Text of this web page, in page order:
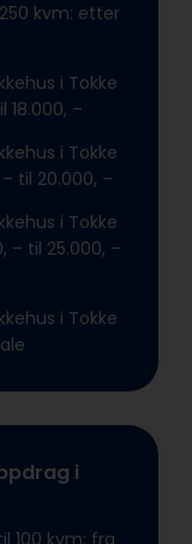
kvm: etter
i Tokke
18.000, –
i Tokke
til 20.000, –
i Tokke
– til 25.000, –
i Tokke
i